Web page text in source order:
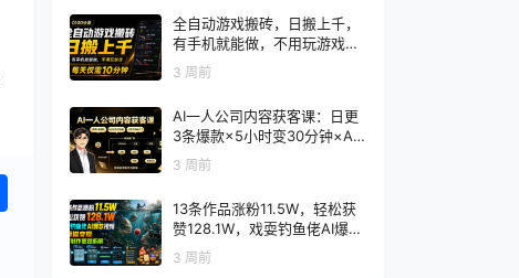
全自动游戏搬砖，日搬上千，
有手机就能做，不用玩游戏，
每天仅需10分钟
3 周前
AI一人公司内容获客课：日更
3条爆款×5小时变30分钟×AI
员工自动打工，轻松实现多平
台获客
3 周前
13条作品涨粉11.5W，轻松获
赞128.1W，戏耍钓鱼佬AI爆款
视频，多渠道变现，全套制作
思路拆解
3 周前